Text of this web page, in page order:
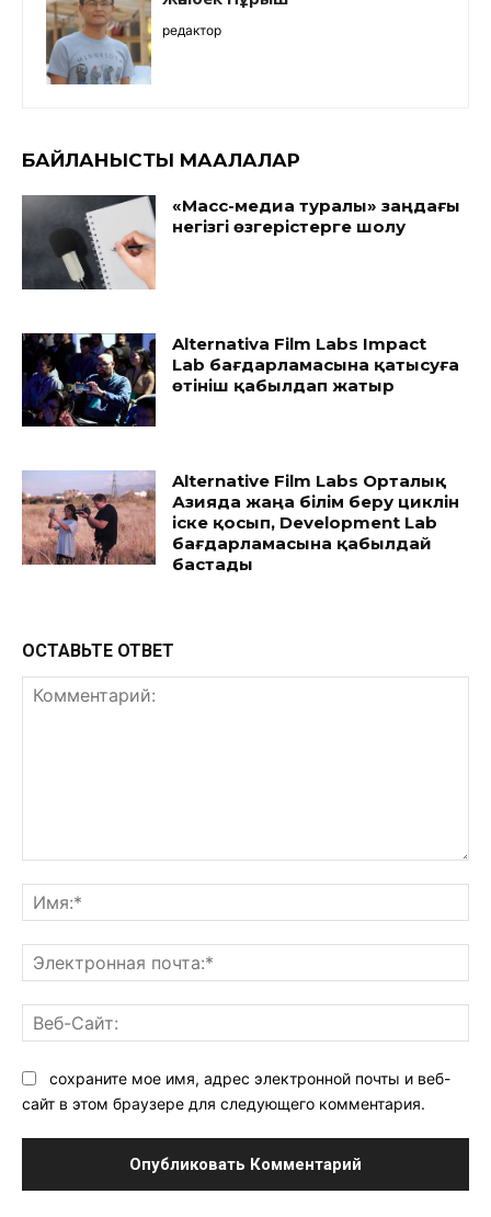
редактор
БАЙЛАНЫСТЫ МАҚАЛАЛАР
«Масс-медиа туралы» заңдағы
негізгі өзгерістерге шолу
Alternativa Film Labs Impact
Lab бағдарламасына қатысуға
өтініш қабылдап жатыр
Alternative Film Labs Орталық
Азияда жаңа білім беру циклін
іске қосып, Development Lab
бағдарламасына қабылдай
бастады
ОСТАВЬТЕ ОТВЕТ
сохраните мое имя, адрес электронной почты и веб-
сайт в этом браузере для следующего комментария.